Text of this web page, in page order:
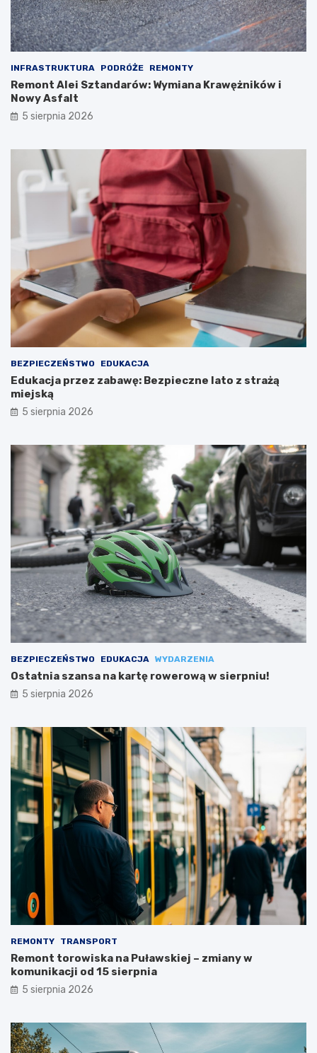
INFRASTRUKTURA PODRÓŻE REMONTY
Remont Alei Sztandarów: Wymiana Krawężników i
Nowy Asfalt
5 sierpnia 2026
BEZPIECZEŃSTWO EDUKACJA
Edukacja przez zabawę: Bezpieczne lato z strażą
miejską
5 sierpnia 2026
BEZPIECZEŃSTWO EDUKACJA WYDARZENIA
Ostatnia szansa na kartę rowerową w sierpniu!
5 sierpnia 2026
REMONTY TRANSPORT
Remont torowiska na Puławskiej – zmiany w
komunikacji od 15 sierpnia
5 sierpnia 2026